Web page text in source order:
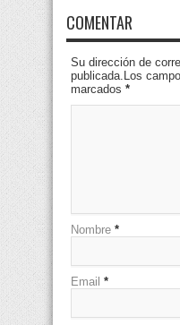
COMENTAR
Su dirección de
publicada.Los
marcados *
Nombre *
Email *